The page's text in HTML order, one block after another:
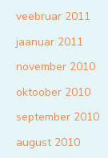
veebruar 2011
jaanuar 2011
november 2010
oktoober 2010
september 2010
august 2010